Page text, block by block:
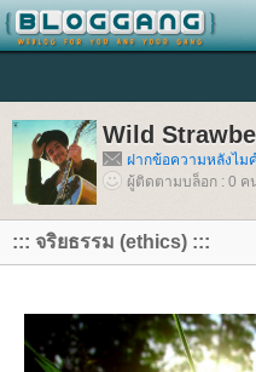
Wild
ฝากข้อความหลังไมค์
ผู้ติดตามบล็อก : 0 ค
::: จริยธรรม (ethics) :::